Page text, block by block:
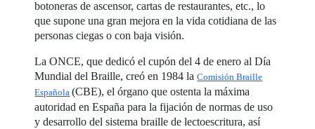
botoneras de ascensor, cartas de restaurantes, etc., lo
que supone una gran mejora en la vida cotidiana de las
personas ciegas o con baja visión.
La ONCE, que dedicó el cupón del 4 de enero al Día
Mundial del Braille, creó en 1984 laComisión Braille
Española (CBE), el órgano que ostenta la máxima
autoridad en España para la fijación de normas de uso
y desarrollo del sistema braille de lectoescritura, así